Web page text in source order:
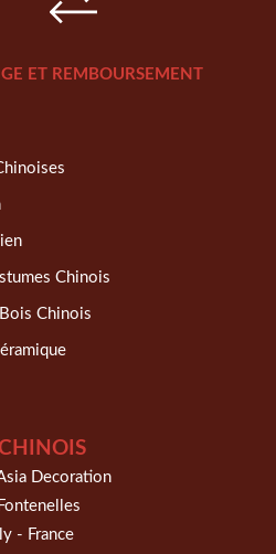
ET REMBOURSEMENT
Chinois
Chinois
Decoration
- France